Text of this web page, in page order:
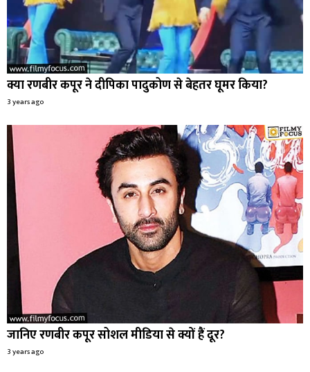
क्या रणबीर कपूर ने दीपिका पादुकोण से बेहतर घूमर किया?
3 years ago
जानिए रणबीर कपूर सोशल मीडिया से क्यों हैं दूर?
3 years ago